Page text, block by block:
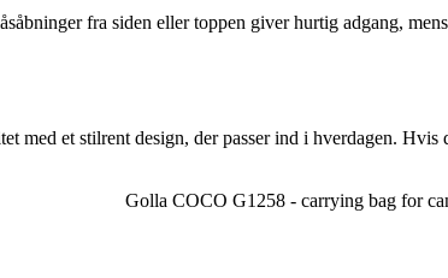
fra siden eller toppen giver hurtig adgang,
et stilrent design, der passer ind i hverdagen. Hvis
Golla COCO G1258 - carrying bag for